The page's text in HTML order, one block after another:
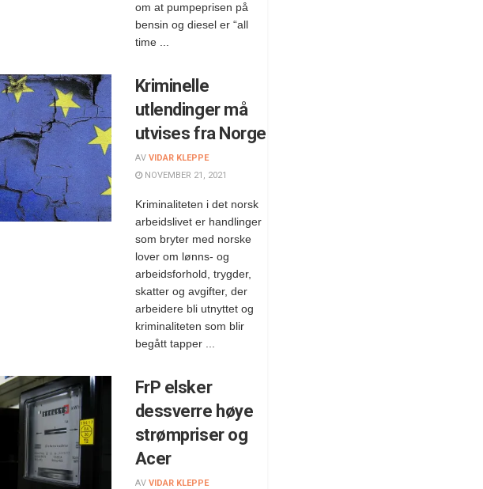
om at pumpeprisen på
bensin og diesel er “all
time ...
Kriminelle
utlendinger må
utvises fra Norge
AV VIDAR KLEPPE
NOVEMBER 21, 2021
Kriminaliteten i det norsk
arbeidslivet er handlinger
som bryter med norske
lover om lønns- og
arbeidsforhold, trygder,
skatter og avgifter, der
arbeidere bli utnyttet og
kriminaliteten som blir
begått tapper ...
FrP elsker
dessverre høye
strømpriser og
Acer
AV VIDAR KLEPPE